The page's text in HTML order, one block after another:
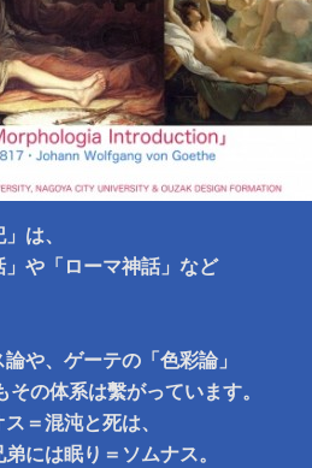
は、
や「ローマ神話」など
や、ゲーテの「色彩論」
の体系は繫がっています。
＝混沌と死は、
には眠り＝ソムナス。